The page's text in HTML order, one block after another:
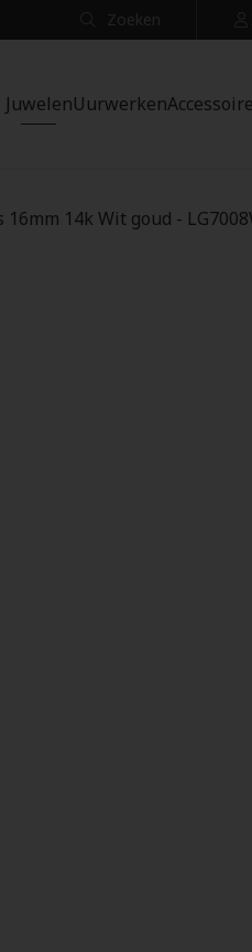
Zoeken
JuwelenUurwerken
14k Wit goud -